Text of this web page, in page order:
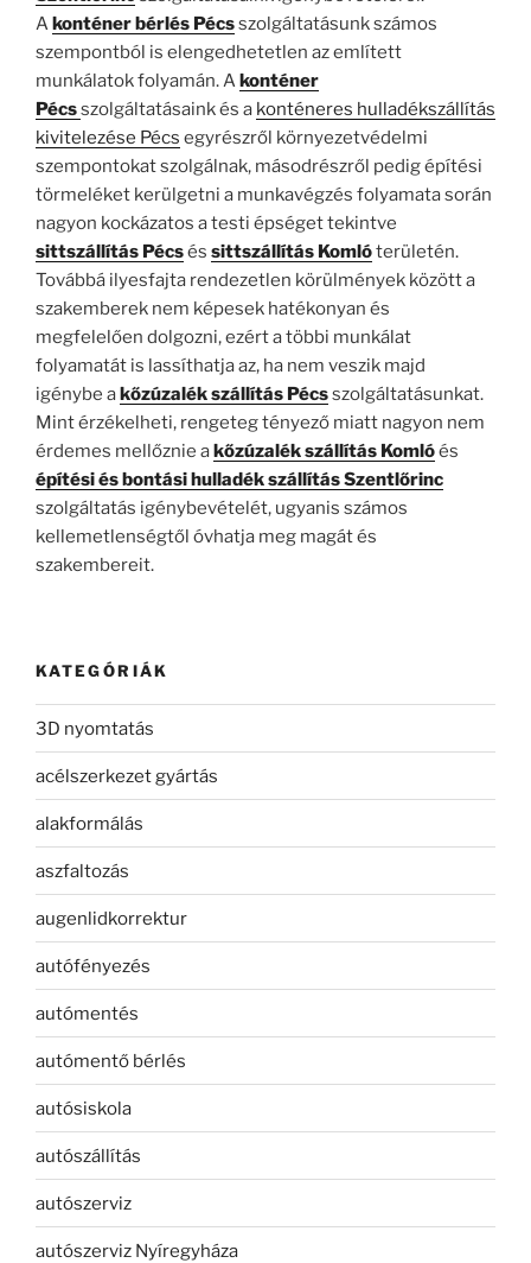
Akonténer bérlés Pécsszolgáltatásunk számos
szempontból is elengedhetetlen az említett
munkálatok folyamán. Akonténer
Pécsszolgáltatásaink és a konténeres hulladékszállítás
kivitelezése Pécs egyrészről környezetvédelmi
szempontokat szolgálnak, másodrészről pedig építési
törmeléket kerülgetni a munkavégzés folyamata során
nagyon kockázatos a testi épséget tekintve
sittszállítás Pécsés sittszállítás Komlóterületén.
Továbbá ilyesfajta rendezetlen körülmények között a
szakemberek nem képesek hatékonyan és
megfelelően dolgozni, ezért a többi munkálat
folyamatát is lassíthatja az, ha nem veszik majd
igénybe akőzúzalék szállítás Pécsszolgáltatásunkat.
Mint érzékelheti, rengeteg tényező miatt nagyon nem
érdemes mellőznie akőzúzalék szállítás Komlóés
építési és bontási hulladék szállítás Szentlőrinc
szolgáltatás igénybevételét, ugyanis számos
kellemetlenségtől óvhatja meg magát és
szakembereit.
KATEGÓRIÁK
3D nyomtatás
acélszerkezet gyártás
alakformálás
aszfaltozás
augenlidkorrektur
autófényezés
autómentés
autómentő bérlés
autósiskola
autószállítás
autószerviz
autószerviz Nyíregyháza